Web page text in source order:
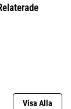
Visa Alla